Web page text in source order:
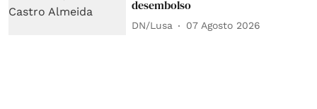
desembolso
DN/Lusa 07 Agosto 2026